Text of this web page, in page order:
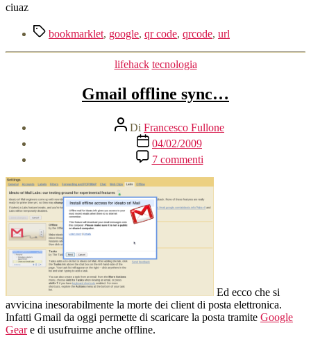
ciuaz
Tagbookmarklet, google, qr code, qrcode, url
Categorie
lifehack tecnologia
Gmail offline sync…
Autore
articolo
Di Francesco Fullone
Data
dell'articolo
04/02/2009
7 commentisu
Gmail
offline
Ed ecco che si
avvicina inesorabilmente la morte dei client di posta elettronica.
Infatti Gmail da oggi permette di scaricare la posta tramite Google
Geare di usufruirne anche offline.